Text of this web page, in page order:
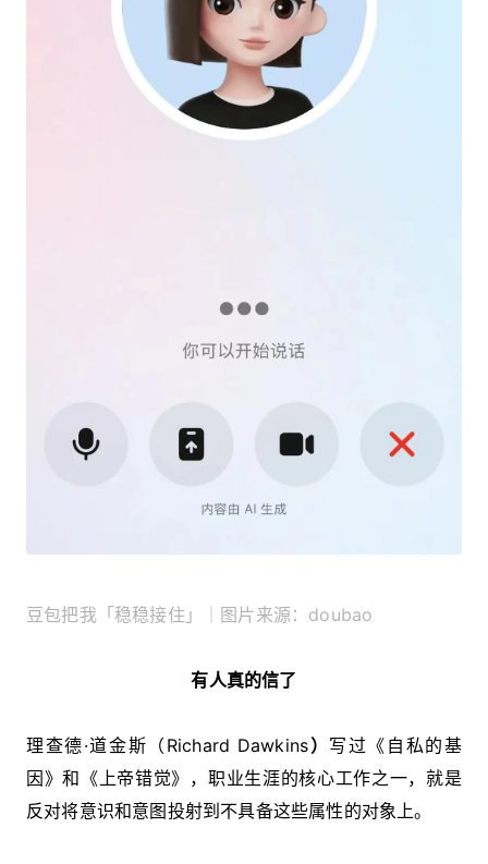
豆包把我「稳稳接住」｜图片来源：doubao
有人真的信了
理查德·道金斯（Richard Dawkins） 写过《自私的基
因》和《上帝错觉》，职业生涯的核心工作之一，就是
反对将意识和意图投射到不具备这些属性的对象上。